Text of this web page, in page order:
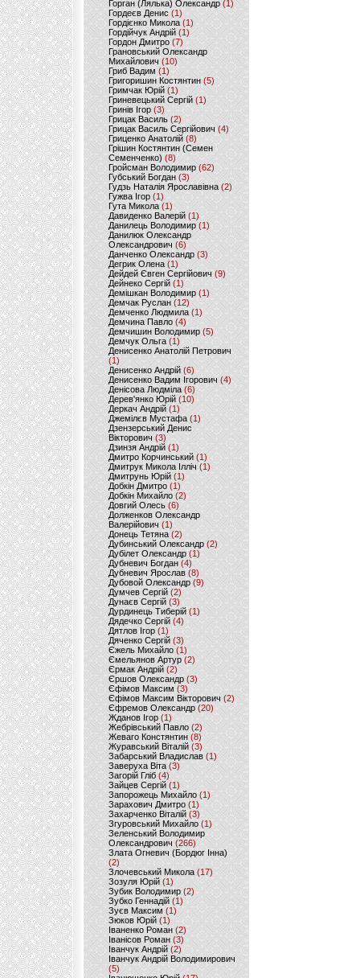
Горган (Лялька) Олександр(1)
Гордеєв Денис (1)
Гордієнко Микола (1)
Гордійчук Андрій (1)
Гордон Дмитро (7)
Грановський Олександр
Михайлович (10)
Гриб Вадим (1)
Григоришин Костянтин (5)
Гримчак Юрій(1)
Гриневецький Сергій(1)
Гринів Ігор (3)
Грицак Василь (2)
Грицак Василь Сергійович (4)
Гриценко Анатолій (8)
Грішин Костянтин (Семен
Семенченко)(8)
Гройсман Володимир(62)
Губський Богдан (3)
Гудзь Наталія Ярославівна(2)
Гужва Ігор (1)
Гута Микола (1)
Давиденко Валерій (1)
Данилець Володимир(1)
Данилюк Олександр
Олександрович (6)
Данченко Олександр (3)
Дегрик Олена(1)
Дейдей Євген Сергійович(9)
Дейнеко Сергій (1)
Демішкан Володимир(1)
Демчак Руслан (12)
Демченко Людмила (1)
Демчина Павло (4)
Демчишин Володимир (5)
Демчук Ольга(1)
Денисенко Анатолій Петрович
(1)
Денисенко Андрій (6)
Денисенко Вадим Ігорович (4)
Денісова Людміла(6)
Дерев'янко Юрій(10)
Деркач Андрій(1)
Джемілєв Мустафа (1)
Дзензерський Денис
Вікторович (3)
Дзинзя Андрій (1)
Дмитро Корчинський (1)
Дмитрук Микола Ілліч (1)
Дмитрунь Юрій (1)
Добкін Дмитро(1)
Добкін Михайло (2)
Довгий Олесь (6)
Долженков Олександр
Валерійович (1)
Донець Тетяна (2)
Дубинський Олександр(2)
Дубілет Олександр (1)
Дубневич Богдан (4)
Дубневич Ярослав (8)
Дубовой Олександр(9)
Думчев Сергій (2)
Дунаєв Сергій(3)
Дурдинець Тиберій (1)
Дядечко Сергій (4)
Дятлов Ігор (1)
Дяченко Сергій (3)
Єжель Михайло (1)
Ємельянов Артур (2)
Єрмак Андрій (2)
Єршов Олександр (3)
Єфімов Максим (3)
Єфімов Максим Вікторович (2)
Єфремов Олександр (20)
Жданов Ігор (1)
Жебрівський Павло (2)
Жеваго Констянтин (8)
Журавський Віталій (3)
Забарський Владислав (1)
Заверуха Віта (3)
Загорій Гліб (4)
Зайцев Сергій(1)
Запорожець Михайло (1)
Зарахович Дмитро (1)
Захарченко Віталій (3)
Згуровський Михайло (1)
Зеленський Володимир
Олександрович (266)
Злата Огневич (Бордюг Інна)
(2)
Злочевський Микола(17)
Зозуля Юрій (1)
Зубик Володимир (2)
Зубко Геннадій (1)
Зуєв Максим(1)
Зюков Юрій (1)
Іваненко Роман (2)
Іванісов Роман (3)
Іванчук Андрій(2)
Іванчук Андрій Володимирович
(5)